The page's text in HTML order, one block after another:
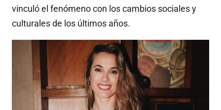
vinculó el fenómeno con los cambios sociales y
culturales de los últimos años.